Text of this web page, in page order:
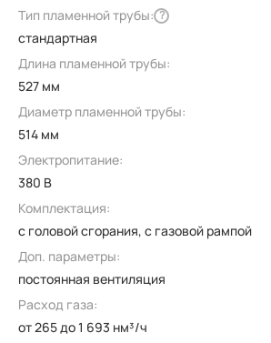
Тип пламенной трубы: ?
стандартная
Длина пламенной трубы:
527 мм
Диаметр пламенной трубы:
514 мм
Электропитание:
380 В
Комплектация:
с головой сгорания, с газовой рампой
Доп. параметры:
постоянная вентиляция
Расход газа:
от 265 до 1 693 нм³/ч